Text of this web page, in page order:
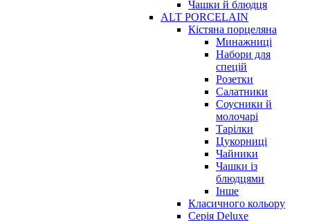
Чашки й блюдця
ALT PORCELAIN
Кістяна порцеляна
Минажниці
Набори для
спецій
Розетки
Салатники
Соусники й
молочарі
Тарілки
Цукорниці
Чайники
Чашки із
блюдцями
Інше
Класичного кольору
Серія Deluxe